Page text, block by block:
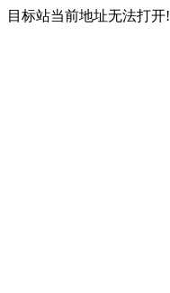
目标站当前地址无法打开!